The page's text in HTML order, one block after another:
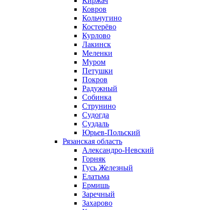
Ковров
Кольчугино
Костерёво
Курлово
Лакинск
Меленки
Муром
Петушки
Покров
Радужный
Собинка
Струнино
Судогда
Суздаль
Юрьев-Польский
Рязанская область
Александро-Невский
Горняк
Гусь Железный
Елатьма
Ермишь
Заречный
Захарово